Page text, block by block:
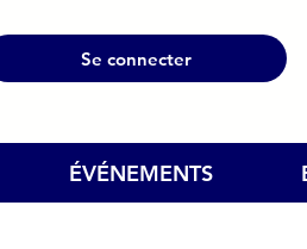
Se connecter
ÉVÉNEMENTS